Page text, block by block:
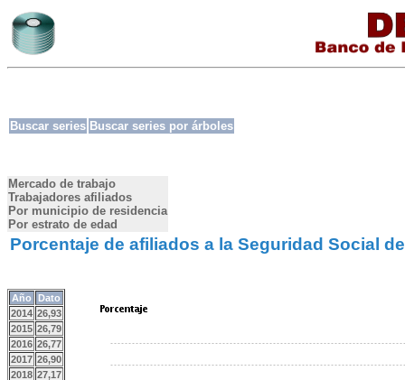
Buscar series Buscar series por árboles
Mercado de trabajo
Trabajadores afiliados
Por municipio de residencia
Por estrato de edad
Porcentaje de afiliados a la Seguridad Social
Año
Dato
2014 26,93
2015 26,79
2016 26,77
2017 26,90
2018 27,17